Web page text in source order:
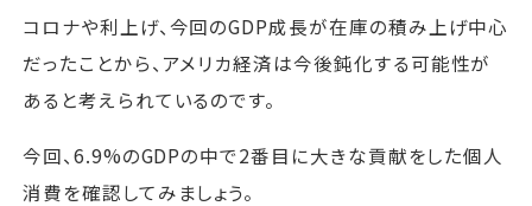
コロナや利上げ、今回のGDP成長が在庫の積み上げ中心
だったことから、アメリカ経済は今後鈍化する可能性が
あると考えられているのです。
今回、6.9%のGDPの中で2番目に大きな貢献をした個人
消費を確認してみましょう。